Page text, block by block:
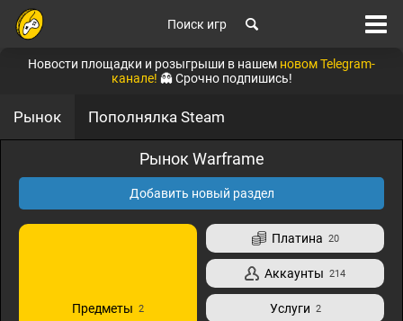
Поиск игр
Новости площадки и розыгрыши в нашем новом Telegram-
канале! 👻 Срочно подпишись!
Рынок Пополнялка Steam
Рынок Warframe
Добавить новый раздел
Предметы 2
Платина 20
Аккаунты 214
Услуги 2